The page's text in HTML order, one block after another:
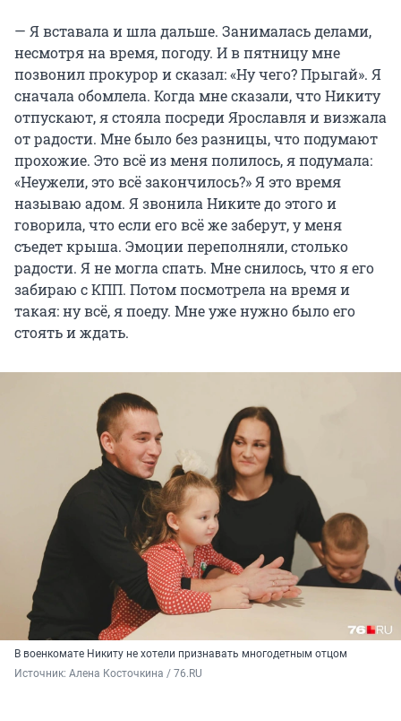
— Я вставала и шла дальше. Занималась делами,
несмотря на время, погоду. И в пятницу мне
позвонил прокурор и сказал: «Ну чего? Прыгай». Я
сначала обомлела. Когда мне сказали, что Никиту
отпускают, я стояла посреди Ярославля и визжала
от радости. Мне было без разницы, что подумают
прохожие. Это всё из меня полилось, я подумала:
«Неужели, это всё закончилось?» Я это время
называю адом. Я звонила Никите до этого и
говорила, что если его всё же заберут, у меня
съедет крыша. Эмоции переполняли, столько
радости. Я не могла спать. Мне снилось, что я его
забираю с КПП. Потом посмотрела на время и
такая: ну всё, я поеду. Мне уже нужно было его
стоять и ждать.
В военкомате Никиту не хотели признавать многодетным отцом
Источник: Алена Косточкина / 76.RU